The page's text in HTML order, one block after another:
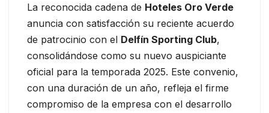
La reconocida cadena de Hoteles Oro Verde
anuncia con satisfacción su reciente acuerdo
de patrocinio con el Delfín Sporting Club,
consolidándose como su nuevo auspiciante
oficial para la temporada 2025. Este convenio,
con una duración de un año, refleja el firme
compromiso de la empresa con el desarrollo